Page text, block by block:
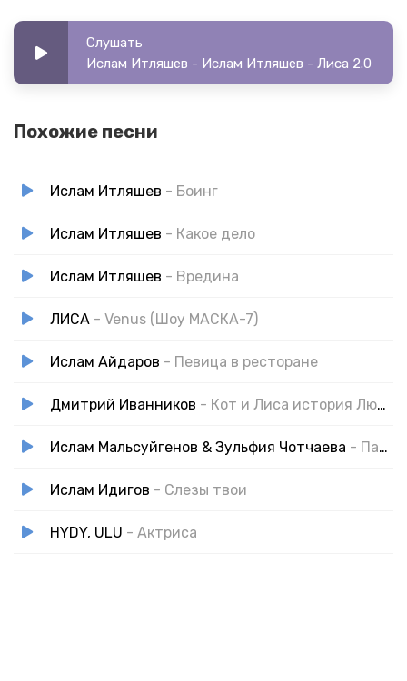
Слушать
Ислам Итляшев - Ислам Итляшев - Лиса 2.0
Похожие песни
Ислам Итляшев - Боинг
Ислам Итляшев - Какое дело
Ислам Итляшев - Вредина
ЛИСА - Venus (Шоу МАСКА-7)
Ислам Айдаров - Певица в ресторане
Дмитрий Иванников - Кот и Лиса история Любви
Ислам Мальсуйгенов & Зульфия Чотчаева - Пара
Ислам Идигов - Слезы твои
HYDY, ULU - Актриса